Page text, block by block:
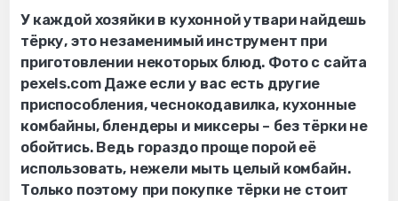
У каждой хозяйки в кухонной утвари найдешь
тёрку, это незаменимый инструмент при
приготовлении некоторых блюд. Фото с сайта
pexels.com Даже если у вас есть другие
приспособления, чеснокодавилка, кухонные
комбайны, блендеры и миксеры – без тёрки не
обойтись. Ведь гораздо проще порой её
использовать, нежели мыть целый комбайн.
Только поэтому при покупке тёрки не стоит